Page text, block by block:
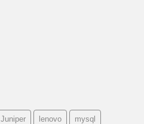
Juniper lenovo mysql